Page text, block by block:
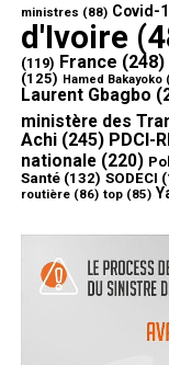
ministres (88) Covid-
d'Ivoire
(119) France (248)
(125) Hamed Bakayoko
Laurent Gbagbo
ministère des
Achi(245) PDCI-
nationale(220)
Santé(132) SODECI
routière(86) top(85)